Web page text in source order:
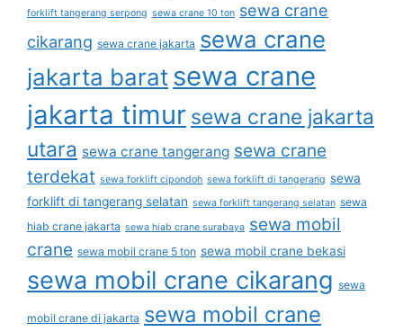
forklift tangerang serpong sewa crane 10 ton sewa crane
cikarang sewa crane jakarta sewa crane
jakarta baratsewa crane
jakarta timur sewa crane jakarta
utara sewa crane tangerang sewa crane
terdekat sewa forklift cipondoh sewa forklift di tangerang sewa
forklift di tangerang selatan sewa forklift tangerang selatan sewa
hiab crane jakarta sewa hiab crane surabaya sewa mobil
crane sewa mobil crane 5 ton sewa mobil crane bekasi
sewa mobil crane cikarang sewa
mobil crane di jakarta sewa mobil crane